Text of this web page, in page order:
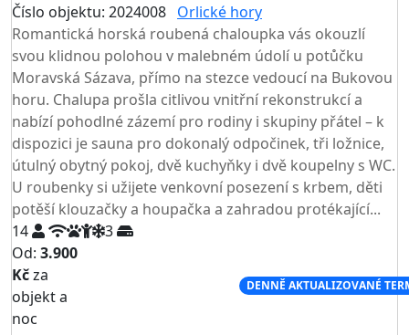
Číslo objektu: 2024008 Orlické hory
Romantická horská roubená chaloupka vás okouzlí
svou klidnou polohou v malebném údolí u potůčku
Moravská Sázava, přímo na stezce vedoucí na Bukovou
horu. Chalupa prošla citlivou vnitřní rekonstrukcí a
nabízí pohodlné zázemí pro rodiny i skupiny přátel – k
dispozici je sauna pro dokonalý odpočinek, tři ložnice,
útulný obytný pokoj, dvě kuchyňky i dvě koupelny s WC.
U roubenky si užijete venkovní posezení s krbem, děti
potěší klouzačky a houpačka a zahradou protékající...
14
3
Od: 3.900
Kčza
objekt a
noc
DENNĚ AKTUALIZOVANÉ